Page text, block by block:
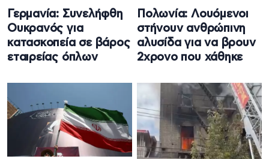
Γερμανία: Συνελήφθη
Ουκρανός για
κατασκοπεία σε βάρος
εταιρείας όπλων
Πολωνία: Λουόμενοι
στήνουν ανθρώπινη
αλυσίδα για να βρουν
2χρονο που χάθηκε